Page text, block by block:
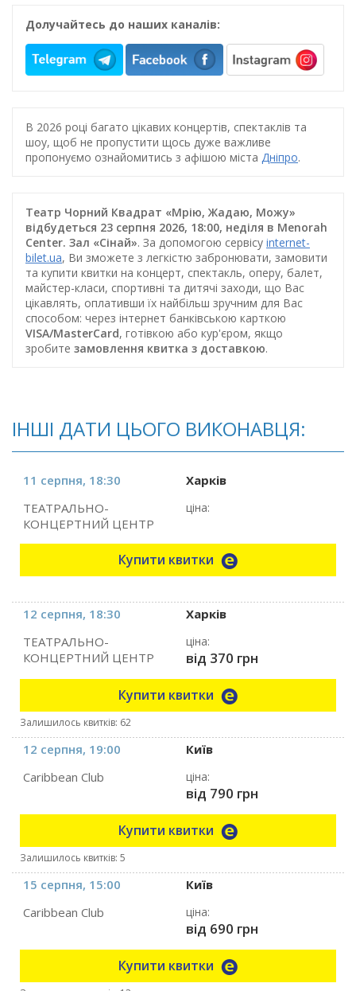
Долучайтесь до наших каналів:
В 2026 році багато цікавих концертів, спектаклів та
шоу, щоб не пропустити щось дуже важливе
пропонуємо ознайомитись з афішою міста Дніпро.
Театр Чорний Квадрат «Мрію, Жадаю, Можу»
відбудеться 23 серпня 2026, 18:00, неділя в Menorah
Center. Зал «Сінай». За допомогою сервісу internet-
bilet.ua, Ви зможете з легкістю забронювати, замовити
та купити квитки на концерт, спектакль, оперу, балет,
майстер-класи, спортивні та дитячі заходи, що Вас
цікавлять, оплативши їх найбільш зручним для Вас
способом: через інтернет банківською карткою
VISA/MasterCard, готівкою або кур'єром, якщо
зробите замовлення квитка з доставкою.
ІНШІ ДАТИ ЦЬОГО ВИКОНАВЦЯ:
11 серпня, 18:30
Харків
ТЕАТРАЛЬНО-
КОНЦЕРТНИЙ ЦЕНТР
ціна:
Купити квитки
12 серпня, 18:30
Харків
ТЕАТРАЛЬНО-
КОНЦЕРТНИЙ ЦЕНТР
ціна:
від 370 грн
Купити квитки
Залишилось квитків: 62
12 серпня, 19:00
Київ
Caribbean Club
ціна:
від 790 грн
Купити квитки
Залишилось квитків: 5
15 серпня, 15:00
Київ
Caribbean Club
ціна:
від 690 грн
Купити квитки